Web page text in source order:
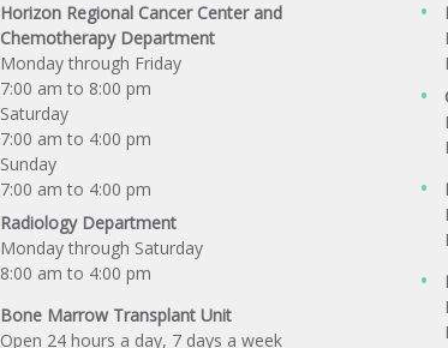
Horizon Regional Cancer Center and
Chemotherapy Department
Monday through Friday
7:00 am to 8:00 pm
Saturday
7:00 am to 4:00 pm
Sunday
7:00 am to 4:00 pm
Radiology Department
Monday through Saturday
8:00 am to 4:00 pm
Bone Marrow Transplant Unit
Open 24 hours a day, 7 days a week